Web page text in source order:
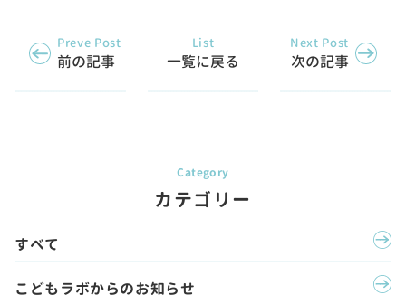
Preve Post
前の記事
List
一覧に戻る
Next Post
次の記事
カテゴリー
すべて
こどもラボからのお知らせ